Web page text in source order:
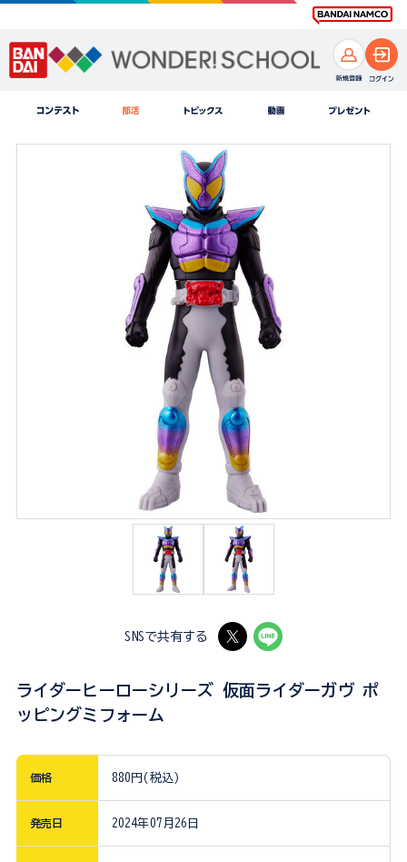
SNSで共有する
ライダーヒーローシリーズ 仮面ライダーガヴ ポ
ッピングミフォーム
価格 880円(税込)
発売日 2024年07月26日